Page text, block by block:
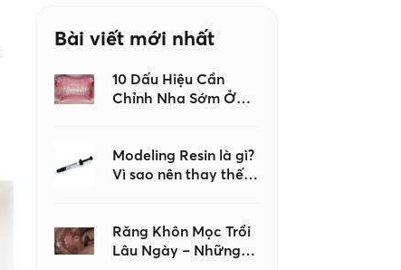
Bài viết mới nhất
10 Dấu Hiệu Cần
Chỉnh Nha Sớm Ở
Răng Mới Đi Khám
Modeling Resin là gì?
Vì sao nên thay thế
Composite?
Răng Khôn Mọc Trồi
Lâu Ngày – Những